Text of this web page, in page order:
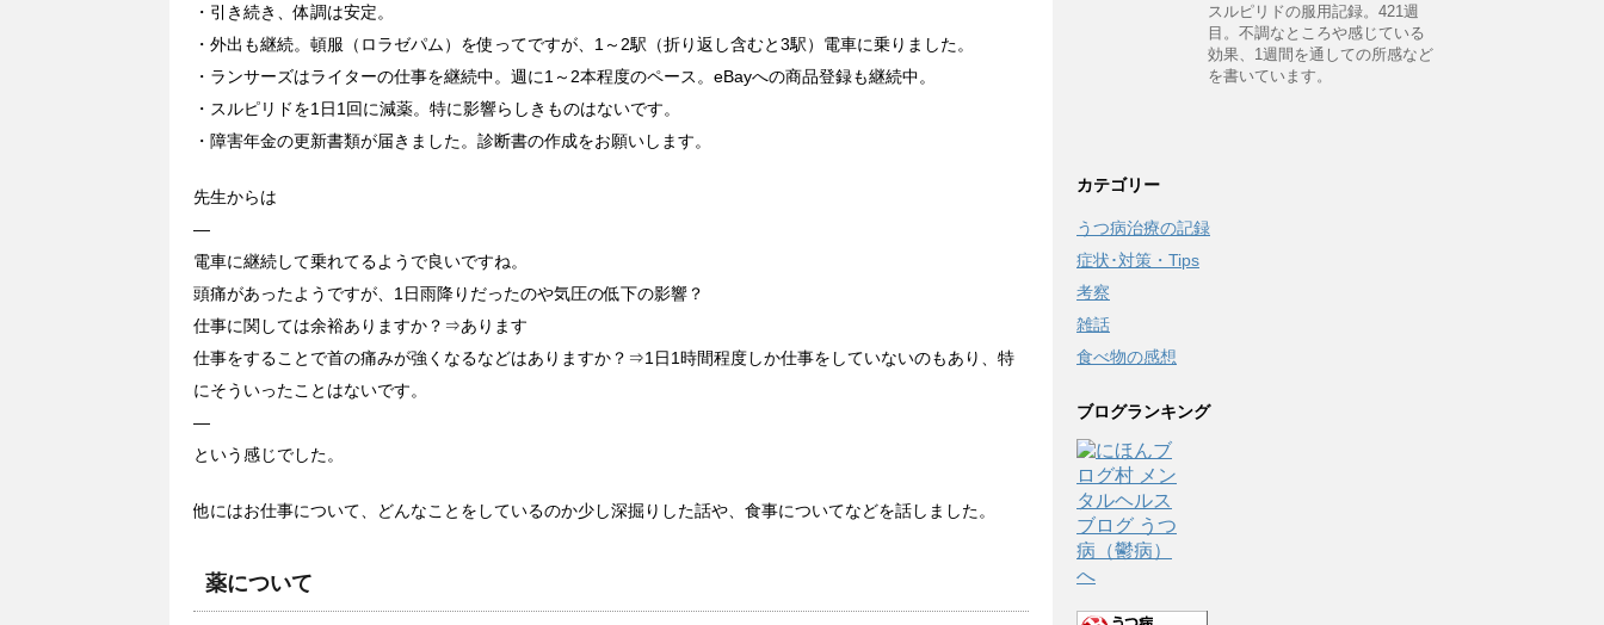
・引き続き、体調は安定。
・外出も継続。頓服（ロラゼパム）を使ってですが、1～2駅（折り返し含むと3駅）電車に乗りました。
・ランサーズはライターの仕事を継続中。週に1～2本程度のペース。eBayへの商品登録も継続中。
・スルピリドを1日1回に減薬。特に影響らしきものはないです。
・障害年金の更新書類が届きました。診断書の作成をお願いします。
先生からは
—
電車に継続して乗れてるようで良いですね。
頭痛があったようですが、1日雨降りだったのや気圧の低下の影響？
仕事に関しては余裕ありますか？⇒あります
仕事をすることで首の痛みが強くなるなどはありますか？⇒1日1時間程度しか仕事をしていないのもあり、特
にそういったことはないです。
—
という感じでした。
他にはお仕事について、どんなことをしているのか少し深掘りした話や、食事についてなどを話しました。
薬について
スルピリドの服用記録。421週
目。不調なところや感じている
効果、1週間を通しての所感など
を書いています。
カテゴリー
うつ病治療の記録
症状･対策・Tips
考察
雑話
食べ物の感想
ブログランキング